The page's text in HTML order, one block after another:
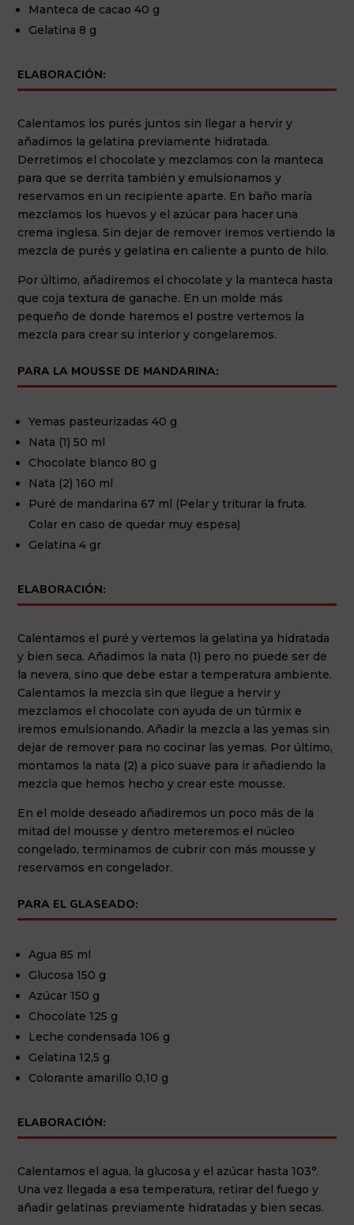
Manteca de cacao 40 g
Gelatina 8 g
ELABORACIÓN:
Calentamos los purés juntos sin llegar a hervir y
añadimos la gelatina previamente hidratada.
Derretimos el chocolate y mezclamos con la manteca
para que se derrita también y emulsionamos y
reservamos en un recipiente aparte. En baño maría
mezclamos los huevos y el azúcar para hacer una
crema inglesa. Sin dejar de remover iremos vertiendo la
mezcla de purés y gelatina en caliente a punto de hilo.
Por último, añadiremos el chocolate y la manteca hasta
que coja textura de ganache. En un molde más
pequeño de donde haremos el postre vertemos la
mezcla para crear su interior y congelaremos.
PARA LA MOUSSE DE MANDARINA:
Yemas pasteurizadas 40 g
Nata (1) 50 ml
Chocolate blanco 80 g
Nata (2) 160 ml
Puré de mandarina 67 ml (Pelar y triturar la fruta.
Colar en caso de quedar muy espesa)
Gelatina 4 gr
ELABORACIÓN:
Calentamos el puré y vertemos la gelatina ya hidratada
y bien seca. Añadimos la nata (1) pero no puede ser de
la nevera, sino que debe estar a temperatura ambiente.
Calentamos la mezcla sin que llegue a hervir y
mezclamos el chocolate con ayuda de un túrmix e
iremos emulsionando. Añadir la mezcla a las yemas sin
dejar de remover para no cocinar las yemas. Por último,
montamos la nata (2) a pico suave para ir añadiendo la
mezcla que hemos hecho y crear este mousse.
En el molde deseado añadiremos un poco más de la
mitad del mousse y dentro meteremos el núcleo
congelado, terminamos de cubrir con más mousse y
reservamos en congelador.
PARA EL GLASEADO:
Agua 85 ml
Glucosa 150 g
Azúcar 150 g
Chocolate 125 g
Leche condensada 106 g
Gelatina 12,5 g
Colorante amarillo 0,10 g
ELABORACIÓN:
Calentamos el agua, la glucosa y el azúcar hasta 103°.
Una vez llegada a esa temperatura, retirar del fuego y
añadir gelatinas previamente hidratadas y bien secas.